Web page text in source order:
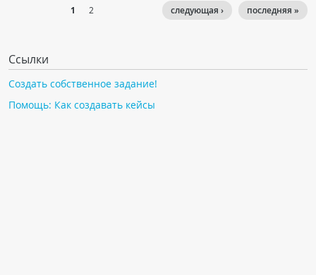
1 2 последняя »
следующая ›
Ссылки
Создать собственное задание!
Помощь: Как создавать кейсы